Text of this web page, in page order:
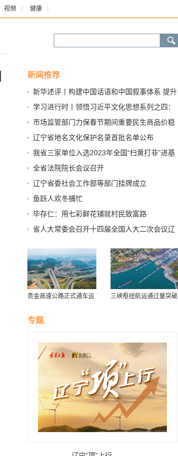
视频 健康
新闻推荐
新华述评丨构建中国话语和中国叙事体系 提升
国家文化软实力——深入学习贯彻习近平文化思
想系列述评之十
学习进行时丨领悟习近平文化思想系列之四：
着力提升新闻舆论传播力引导力影响力公信力
市场监管部门力保春节期间重要民生商品价稳
质优
辽宁省地名文化保护名录首批名单公布
我省三家单位入选2023年全国“扫黄打非”进基
层示范点
全省法院院长会议召开
辽宁省委社会工作部等部门挂牌成立
鱼跃人欢冬捕忙
毕存仁：用七彩鲜花铺就村民致富路
省人大常委会召开十四届全国人大二次会议辽
贵金高速公路正式通车运
三峡枢纽航运通过量突破
专题